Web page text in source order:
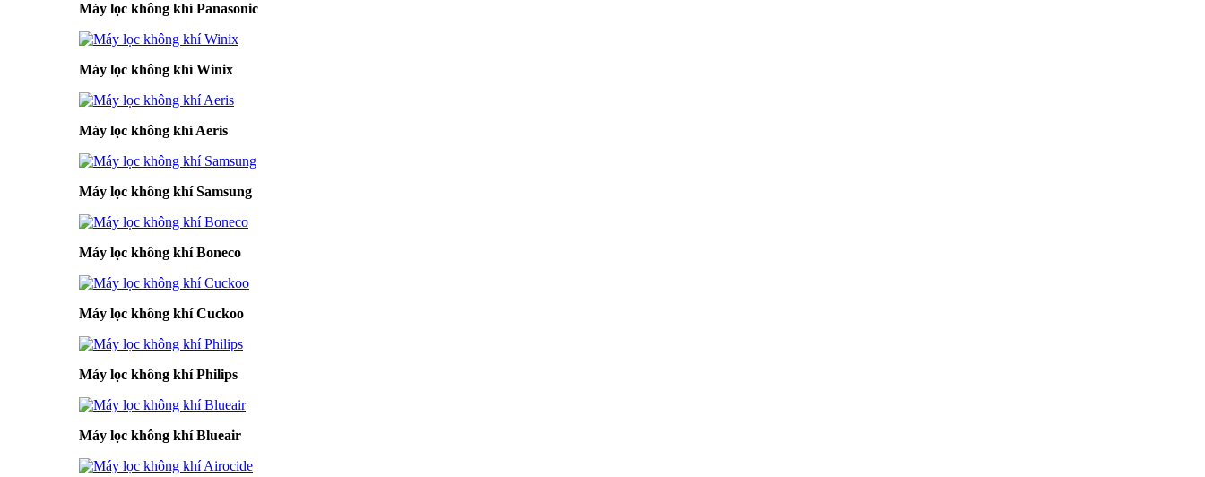
Máy lọc không khí Panasonic
Máy lọc không khí Winix
Máy lọc không khí Aeris
Máy lọc không khí Samsung
Máy lọc không khí Boneco
Máy lọc không khí Cuckoo
Máy lọc không khí Philips
Máy lọc không khí Blueair